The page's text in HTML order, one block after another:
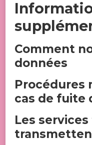
Comment
données
Procédures
cas de fuite
Les